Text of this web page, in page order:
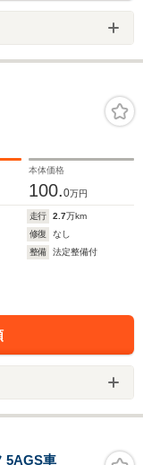
本体価格
100.0万円
走行 2.7万km
修復
なし
整備
法定整備付
5AGS車